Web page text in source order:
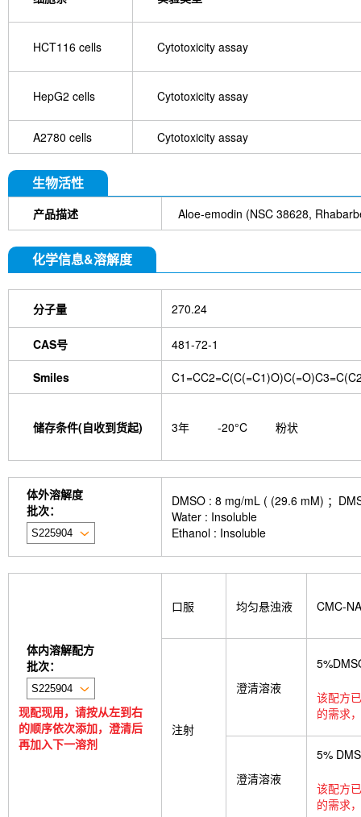
HCT116 cells Cytotoxicity assay
HepG2 cells Cytotoxicity assay
A2780 cells Cytotoxicity assay
生物活性
产品描述 Aloe-emodin (NSC 38628,
化学信息&溶解度
分子量 270.24
CAS号 481-72-1
Smiles
储存条件(自收到货起) 3年 -20°C 粉状
体外溶解度
批次：
DMSO : 8 mg/mL ( (29.6 mM) ；
Water : Insoluble
Ethanol : Insoluble
体内溶解配方
批次：
现配现用，请按从左到右
的顺序依次添加，澄清后
再加入下一溶剂
口服 均匀悬浊液 CMC-NA
注射
澄清溶液
该配方
的需求
澄清溶液
5%
该配方
的需求